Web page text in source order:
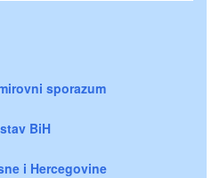
sporazum
BiH
i Hercegovine